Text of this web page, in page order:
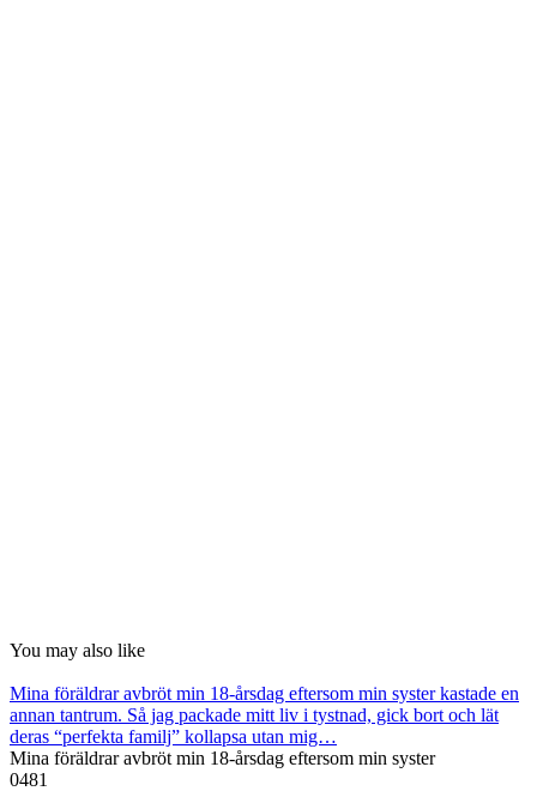
You may also like
Mina föräldrar avbröt min 18-årsdag eftersom min syster kastade en
annan tantrum. Så jag packade mitt liv i tystnad, gick bort och lät
deras “perfekta familj” kollapsa utan mig…
Mina föräldrar avbröt min 18-årsdag eftersom min syster
0481